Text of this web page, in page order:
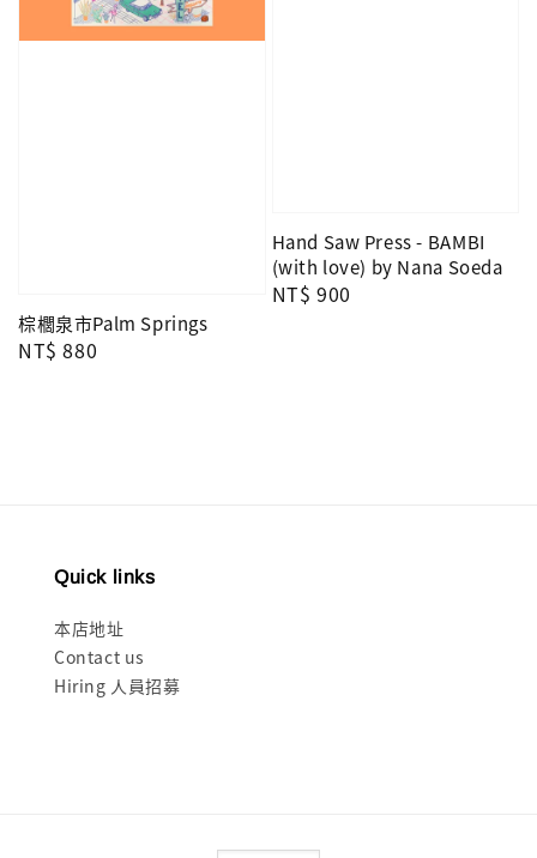
棕櫚泉市Palm Springs
Regular
NT$ 880
Hand Saw Press - BAMBI
(with love) by Nana Soeda
Regular
NT$ 900
Quick links
本店地址
Contact us
Hiring 人員招募